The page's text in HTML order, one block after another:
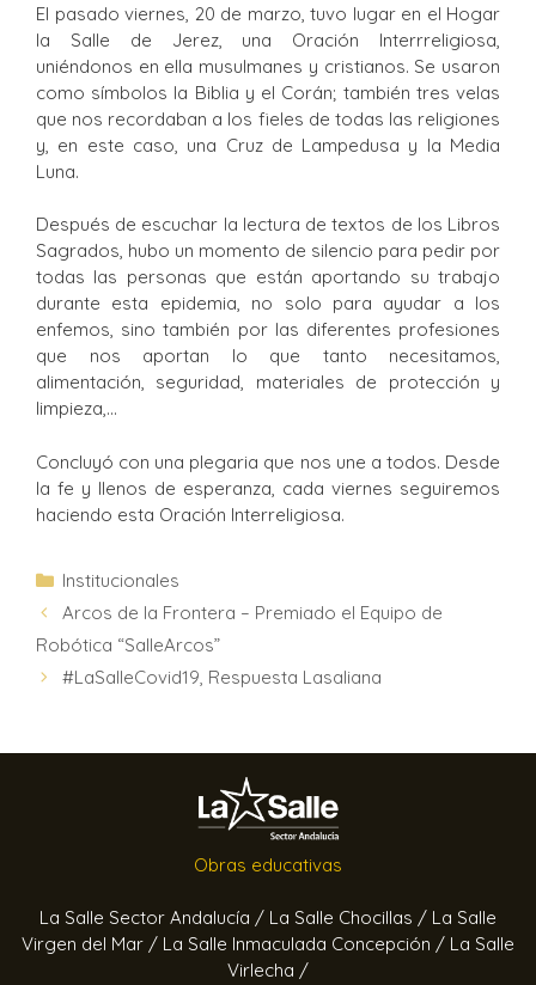
El pasado viernes, 20 de marzo, tuvo lugar en el Hogar
la Salle de Jerez, una Oración Interrreligiosa,
uniéndonos en ella musulmanes y cristianos. Se usaron
como símbolos la Biblia y el Corán; también tres velas
que nos recordaban a los fieles de todas las religiones
y, en este caso, una Cruz de Lampedusa y la Media
Luna.
Después de escuchar la lectura de textos de los Libros
Sagrados, hubo un momento de silencio para pedir por
todas las personas que están aportando su trabajo
durante esta epidemia, no solo para ayudar a los
enfemos, sino también por las diferentes profesiones
que nos aportan lo que tanto necesitamos,
alimentación, seguridad, materiales de protección y
limpieza,…
Concluyó con una plegaria que nos une a todos. Desde
la fe y llenos de esperanza, cada viernes seguiremos
haciendo esta Oración Interreligiosa.
Institucionales
Arcos de la Frontera – Premiado el Equipo de
Robótica “SalleArcos”
#LaSalleCovid19, Respuesta Lasaliana
Obras educativas
La Salle Sector Andalucía / La Salle Chocillas / La Salle
Virgen del Mar / La Salle Inmaculada Concepción / La Salle
Virlecha /